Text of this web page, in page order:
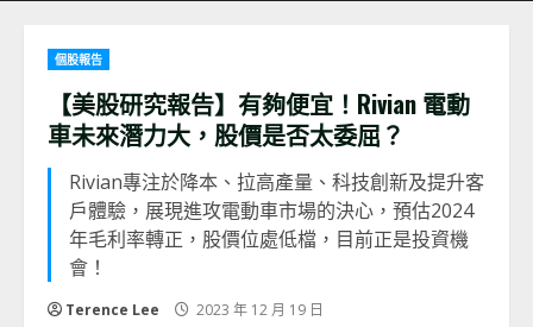
個股報告
【美股研究報告】有夠便宜！Rivian 電動
車未來潛力大，股價是否太委屈？
Rivian專注於降本、拉高產量、科技創新及提升客
戶體驗，展現進攻電動車市場的決心，預估2024
年毛利率轉正，股價位處低檔，目前正是投資機
會！
Terence Lee 2023 年 12 月 19 日